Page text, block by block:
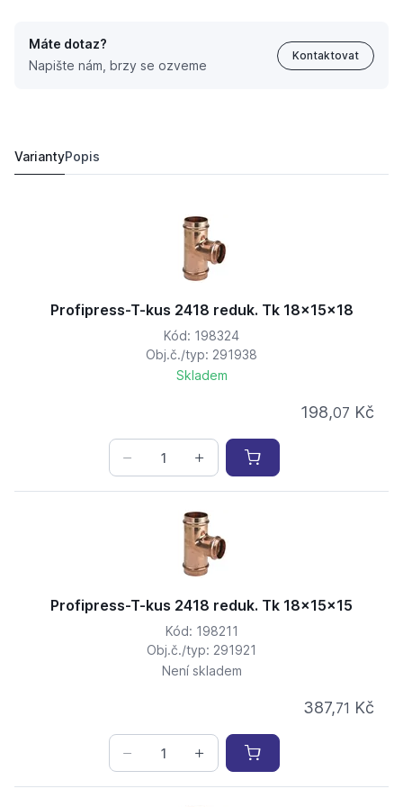
Máte dotaz?
Napište nám, brzy se ozveme
Kontaktovat
VariantyPopis
Profipress-T-kus 2418 reduk. Tk 18x15x18
Kód: 198324
Obj.č./typ: 291938
Skladem
198,07 Kč
Profipress-T-kus 2418 reduk. Tk 18x15x15
Kód: 198211
Obj.č./typ: 291921
Není skladem
387,71 Kč